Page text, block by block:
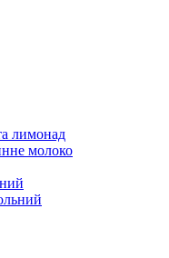
лимонад
молоко